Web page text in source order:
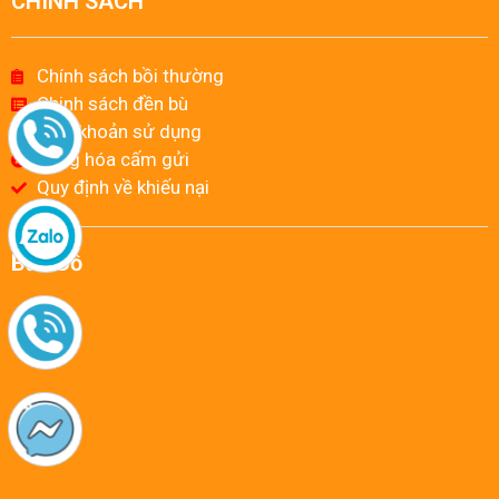
Chính sách bồi thường
Chinh sách đền bù
Điều khoản sử dụng
Hàng hóa cấm gửi
Quy định về khiếu nại
Bản Đồ